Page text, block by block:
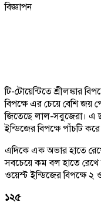
বিজ্ঞাপন
টি-টোয়েন্টিতে শ্রীলঙ্কার
বিপক্ষে এর চেয়ে বেশি জয়
জিতেছে লাল-সবুজেরা। এ
ইন্ডিজের বিপক্ষে পাঁচটি
এদিকে এক অভার হাতে
সবচেয়ে কম বল হাতে
ওয়েস্ট ইন্ডিজের বিপক্ষে ২
১২৫